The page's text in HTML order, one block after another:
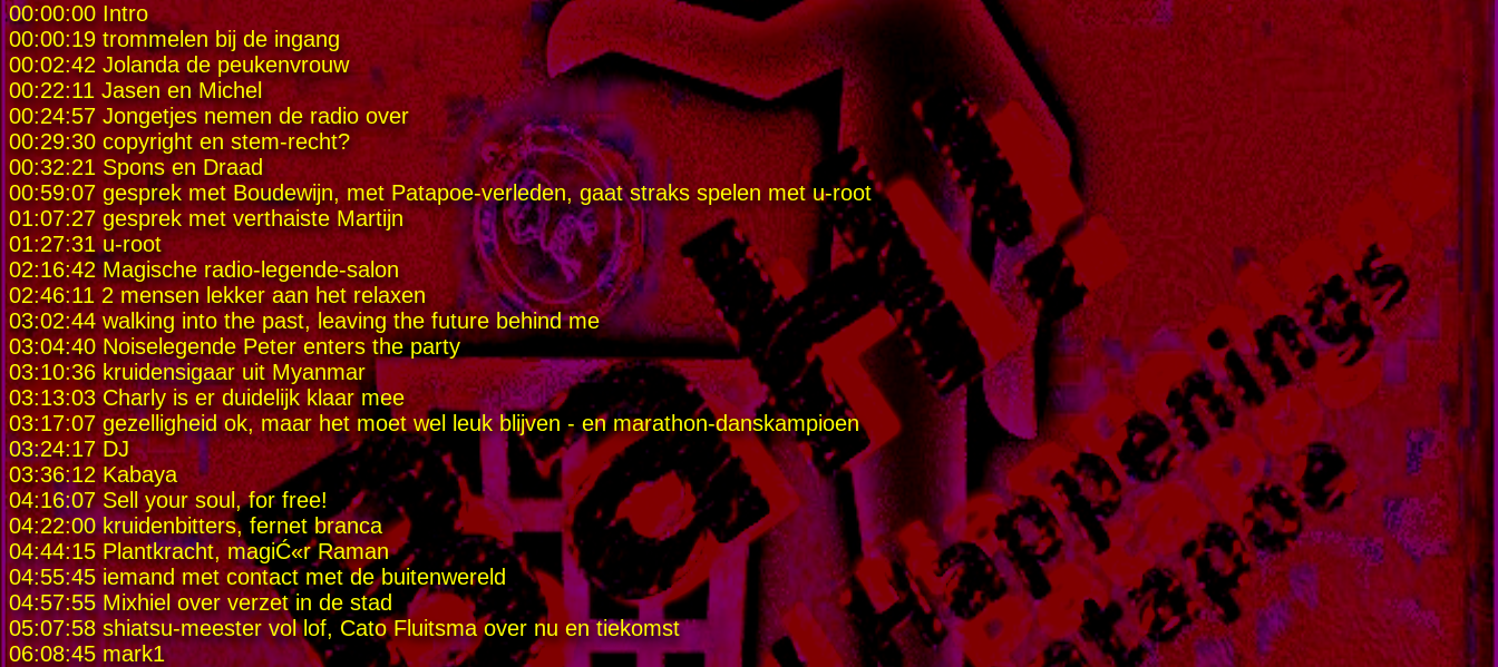
00:00:00 Intro
00:00:19 trommelen bij de ingang
00:02:42 Jolanda de peukenvrouw
00:22:11 Jasen en Michel
00:24:57 Jongetjes nemen de radio over
00:29:30 copyright en stem-recht?
00:32:21 Spons en Draad
00:59:07 gesprek met Boudewijn, met Patapoe-verleden, gaat straks spelen met u-root
01:07:27 gesprek met verthaiste Martijn
01:27:31 u-root
02:16:42 Magische radio-legende-salon
02:46:11 2 mensen lekker aan het relaxen
03:02:44 walking into the past, leaving the future behind me
03:04:40 Noiselegende Peter enters the party
03:10:36 kruidensigaar uit Myanmar
03:13:03 Charly is er duidelijk klaar mee
03:17:07 gezelligheid ok, maar het moet wel leuk blijven - en marathon-danskampioen
03:24:17 DJ
03:36:12 Kabaya
04:16:07 Sell your soul, for free!
04:22:00 kruidenbitters, fernet branca
04:44:15 Plantkracht, magiĆ«r Raman
04:55:45 iemand met contact met de buitenwereld
04:57:55 Mixhiel over verzet in de stad
05:07:58 shiatsu-meester vol lof, Cato Fluitsma over nu en tiekomst
06:08:45 mark1